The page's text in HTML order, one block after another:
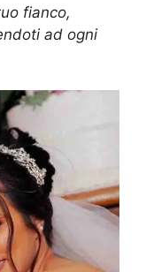
fianco,
ad ogni